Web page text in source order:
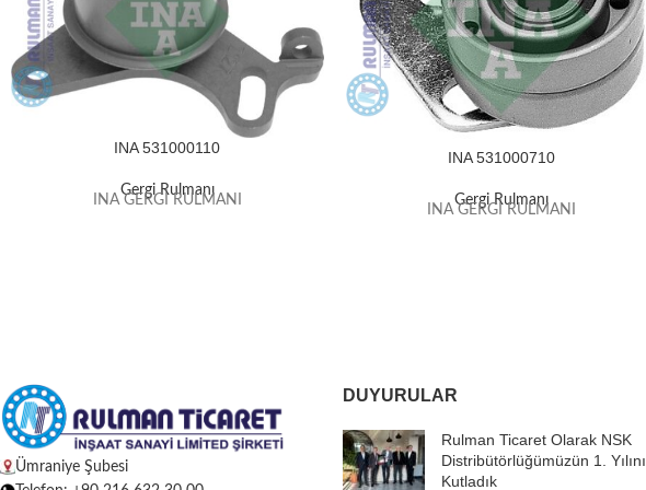
INA 531000110
Gergi Rulmanı
INA GERGİ RULMANI
INA 531000710
Gergi Rulmanı
INA GERGİ RULMANI
Ümraniye Şubesi
DUYURULAR
Rulman Ticaret Olarak NSK
Distribütörlüğümüzün 1. Yılını
Kutladık